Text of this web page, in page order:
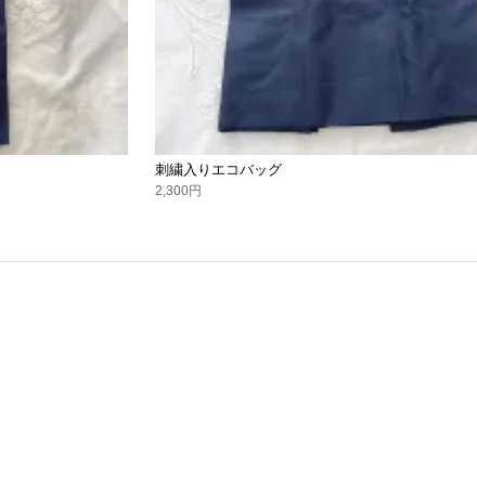
刺繍入りエコバッグ
2,300円